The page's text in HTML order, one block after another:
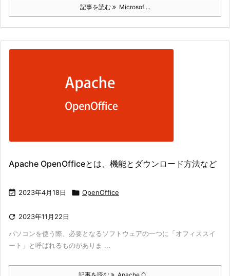
記事を読む Microsof ...
Apache OpenOfficeとは、機能とダウンロード方法など
 2023年4月18日  OpenOffice
 2023年11月22日
パソコンを使う際、必要となるソフトウェアの一つに「オフィススイ
ート」と呼ばれるものがありま ...